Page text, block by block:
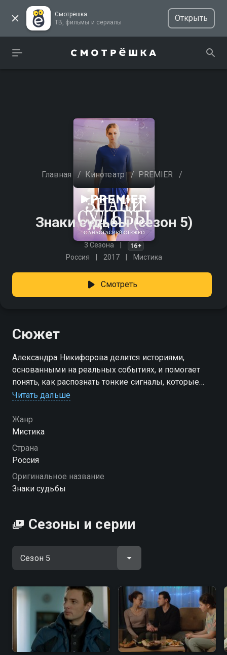
Смотрёшка
ТВ, фильмы и сериалы
Открыть
Главная / Кинотеатр / PREMIER /
Знаки судьбы (сезон 5)
3 Сезона 16+
Россия 2017 Мистика
Смотреть
Сюжет
Александра Никифорова делится историями,
основанными на реальных событиях, и помогает
понять, как распознать тонкие сигналы, которые
посылает нам жизнь. Она говорит о том, как
голос и заметить подсказки, которые нередко
оказываются рядом — стоит лишь присмотреться.
«Знаки судьбы» — смотрите онлайн в хорошем
качестве.
Посмотреть онлайн 5 сезон сериала Знаки судьбы
вы можете совершенно бесплатно в хорошем HD
Читать дальше
Жанр
Мистика
Страна
Россия
Оригинальное название
Знаки судьбы
Сезоны и серии